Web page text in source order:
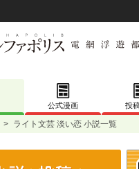
公式漫画 投
> ライト文芸 淡い恋 小説一覧